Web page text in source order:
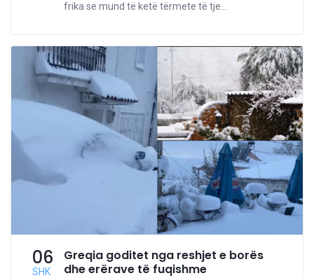
frika se mund të ketë tërmete të tje...
06
SHK
Greqia goditet nga reshjet e borës
dhe erërave të fuqishme